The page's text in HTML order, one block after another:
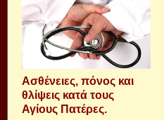
Aσθένειες, πόνος και
θλίψεις κατά τους
Αγίους Πατέρες.